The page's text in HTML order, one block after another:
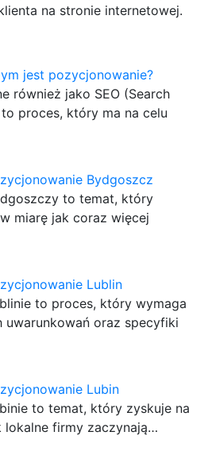
na stronie internetowej.
jest pozycjonowanie?
również jako SEO (Search
proces, który ma na celu
Bydgoszcz
to temat, który
miarę jak coraz więcej
Lublin
to proces, który wymaga
uwarunkowań oraz specyfiki
Lubin
to temat, który zyskuje na
lokalne firmy zaczynają…